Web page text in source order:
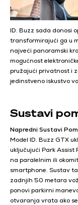
ID. Buzz sada donosi
transformirajući ga u
najveći panoramski
mogućnost
pružajući privatnost i
jedinstveno iskustvo
Sustavi
Napredni Sustavi
Model ID. Buzz GTX
uključujući Park Assist
na paralelnim ili
smartphone. Sustav
zadnjih 50 metara
ponovi parkirni
otvaranja vrata ako